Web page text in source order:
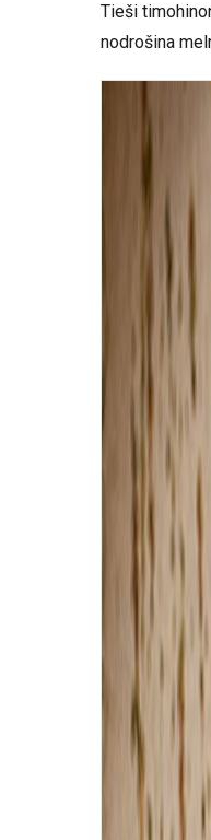
Tieši
nodrošina